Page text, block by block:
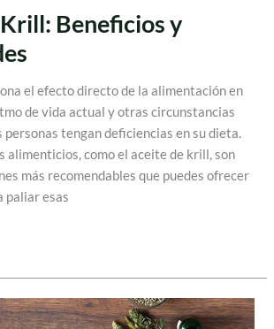
Beneficios y
el efecto directo de la alimentación en
de vida actual y otras circunstancias
personas tengan deficiencias en su dieta.
alimenticios, como el aceite de krill, son
más recomendables que puedes ofrecer
paliar esas